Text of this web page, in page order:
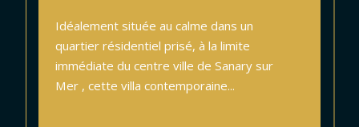
Idéalement située au calme dans un
quartier résidentiel prisé, à la limite
immédiate du centre ville de Sanary sur
Mer , cette villa contemporaine...